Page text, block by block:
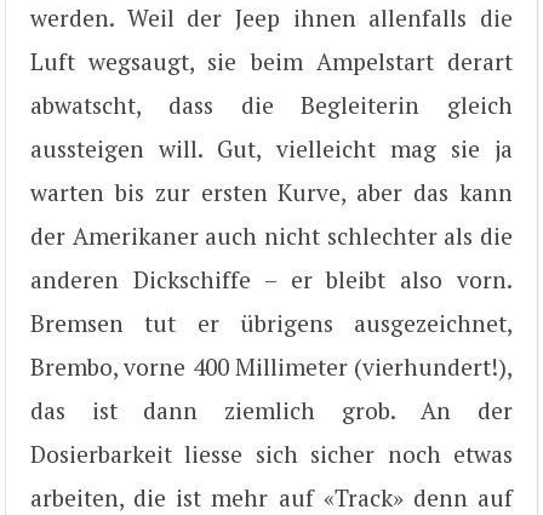
werden. Weil der Jeep ihnen allenfalls die
Luft wegsaugt, sie beim Ampelstart derart
abwatscht, dass die Begleiterin gleich
aussteigen will. Gut, vielleicht mag sie ja
warten bis zur ersten Kurve, aber das kann
der Amerikaner auch nicht schlechter als die
anderen Dickschiffe – er bleibt also vorn.
Bremsen tut er übrigens ausgezeichnet,
Brembo, vorne 400 Millimeter (vierhundert!),
das ist dann ziemlich grob. An der
Dosierbarkeit liesse sich sicher noch etwas
arbeiten, die ist mehr auf «Track» denn auf